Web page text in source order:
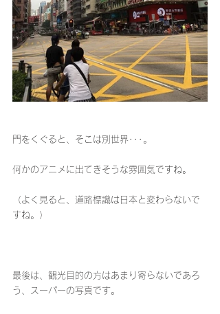
門をくぐると、そこは別世界･･･。
何かのアニメに出てきそうな雰囲気ですね。
（よく見ると、道路標識は日本と変わらないで
すね。）
最後は、観光目的の方はあまり寄らないであろ
う、スーパーの写真です。